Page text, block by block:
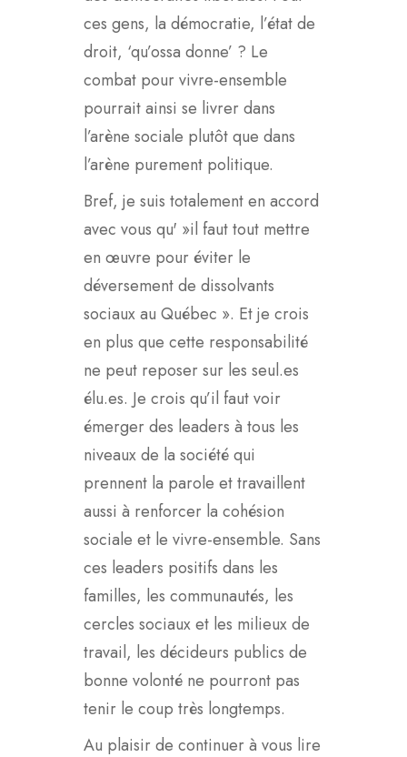
ces gens, la démocratie, l’état de
droit, ‘qu’ossa donne’ ? Le
combat pour vivre-ensemble
pourrait ainsi se livrer dans
l’arène sociale plutôt que dans
l’arène purement politique.
Bref, je suis totalement en accord
avec vous qu' »il faut tout mettre
en œuvre pour éviter le
déversement de dissolvants
sociaux au Québec ». Et je crois
en plus que cette responsabilité
ne peut reposer sur les seul.es
élu.es. Je crois qu’il faut voir
émerger des leaders à tous les
niveaux de la société qui
prennent la parole et travaillent
aussi à renforcer la cohésion
sociale et le vivre-ensemble. Sans
ces leaders positifs dans les
familles, les communautés, les
cercles sociaux et les milieux de
travail, les décideurs publics de
bonne volonté ne pourront pas
tenir le coup très longtemps.
Au plaisir de continuer à vous lire